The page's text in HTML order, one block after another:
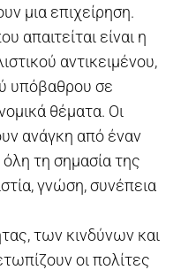
μια επιχείρηση.
απαιτείται είναι η
αντικειμένου,
υπόβαθρου σε
θέματα. Οι
ανάγκη από έναν
τη σημασία της
γνώση, συνέπεια
των κινδύνων και
οι πολίτες